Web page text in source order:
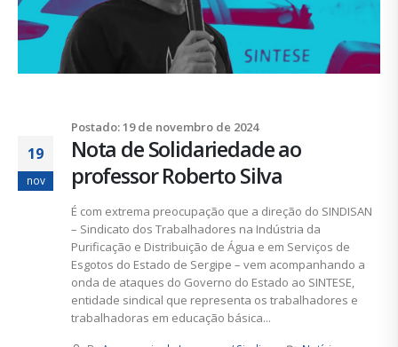
Postado: 19 de novembro de 2024
19
nov
Nota de Solidariedade ao
professor Roberto Silva
É com extrema preocupação que a direção do SINDISAN
– Sindicato dos Trabalhadores na Indústria da
Purificação e Distribuição de Água e em Serviços de
Esgotos do Estado de Sergipe – vem acompanhando a
onda de ataques do Governo do Estado ao SINTESE,
entidade sindical que representa os trabalhadores e
trabalhadoras em educação básica...